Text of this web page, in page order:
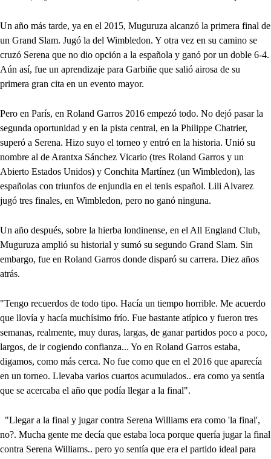
Un año más tarde, ya en el 2015, Muguruza alcanzó la primera final de
un Grand Slam. Jugó la del Wimbledon. Y otra vez en su camino se
cruzó Serena que no dio opción a la española y ganó por un doble 6-4.
Aún así, fue un aprendizaje para Garbiñe que salió airosa de su
primera gran cita en un evento mayor.
Pero en París, en Roland Garros 2016 empezó todo. No dejó pasar la
segunda oportunidad y en la pista central, en la Philippe Chatrier,
superó a Serena. Hizo suyo el torneo y entró en la historia. Unió su
nombre al de Arantxa Sánchez Vicario (tres Roland Garros y un
Abierto Estados Unidos) y Conchita Martínez (un Wimbledon), las
españolas con triunfos de enjundia en el tenis español. Lili Alvarez
jugó tres finales, en Wimbledon, pero no ganó ninguna.
Un año después, sobre la hierba londinense, en el All England Club,
Muguruza amplió su historial y sumó su segundo Grand Slam. Sin
embargo, fue en Roland Garros donde disparó su carrera. Diez años
atrás.
"Tengo recuerdos de todo tipo. Hacía un tiempo horrible. Me acuerdo
que llovía y hacía muchísimo frío. Fue bastante atípico y fueron tres
semanas, realmente, muy duras, largas, de ganar partidos poco a poco,
largos, de ir cogiendo confianza... Yo en Roland Garros estaba,
digamos, como más cerca. No fue como que en el 2016 que aparecía
en un torneo. Llevaba varios cuartos acumulados.. era como ya sentía
que se acercaba el año que podía llegar a la final".
"Llegar a la final y jugar contra Serena Williams era como 'la final',
no?. Mucha gente me decía que estaba loca porque quería jugar la final
contra Serena Williams.. pero yo sentía que era el partido ideal para